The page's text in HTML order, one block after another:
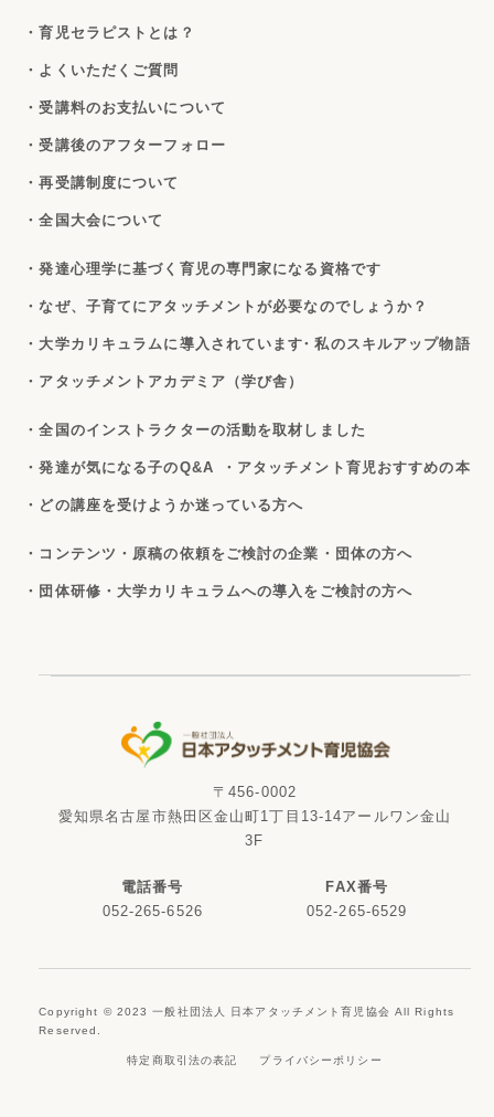
・育児セラピストとは？
・よくいただくご質問
・受講料のお支払いについて
・受講後のアフターフォロー
・再受講制度について
・全国大会について
・発達心理学に基づく育児の専門家になる資格です
・なぜ、子育てにアタッチメントが必要なのでしょうか？
・大学カリキュラムに導入されています・私のスキルアップ物語
・アタッチメントアカデミア（学び舎）
・全国のインストラクターの活動を取材しました
・発達が気になる子のQ&A ・アタッチメント育児おすすめの本
・どの講座を受けようか迷っている方へ
・コンテンツ・原稿の依頼をご検討の企業・団体の方へ
・団体研修・大学カリキュラムへの導入をご検討の方へ
〒456-0002
愛知県名古屋市熱田区金山町1丁目13-14アールワン金山
3F
電話番号
052-265-6526
FAX番号
052-265-6529
Copyright © 2023 一般社団法人 日本アタッチメント育児協会 All Rights
Reserved.
特定商取引法の表記 プライバシーポリシー